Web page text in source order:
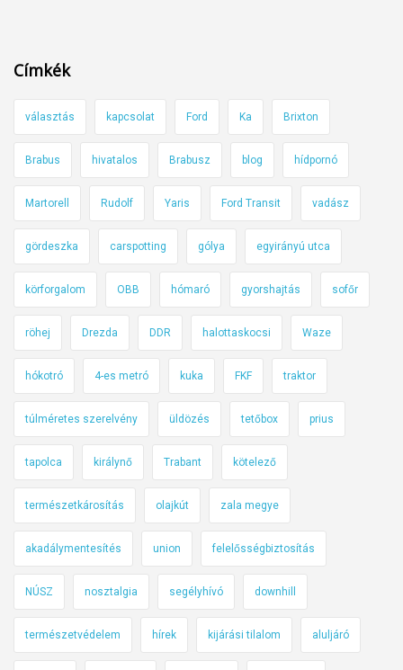
e
n
a
n
s
z
o
k
y
o
k
:
v
z
e
t
é
s
é
s
z
e
g
e
n
i
Címkék
választás kapcsolat Ford Ka Brixton
Brabus hivatalos Brabusz blog hídpornó
Martorell Rudolf Yaris Ford Transit vadász
gördeszka carspotting gólya egyirányú utca
körforgalom OBB hómaró gyorshajtás sofőr
röhej Drezda DDR halottaskocsi Waze
hókotró 4-es metró kuka FKF traktor
túlméretes szerelvény üldözés tetőbox prius
tapolca királynő Trabant kötelező
természetkárosítás olajkút zala megye
akadálymentesítés union felelősségbiztosítás
NÚSZ nosztalgia segélyhívó downhill
természetvédelem hírek kijárási tilalom aluljáró